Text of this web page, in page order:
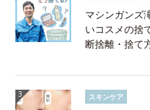
マシンガンズ
いコスメの捨
断捨離・捨て
スキンケア